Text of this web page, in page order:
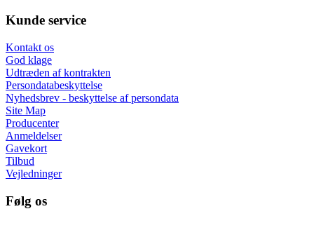
Kunde service
Kontakt os
God klage
Udtræden af kontrakten
Persondatabeskyttelse
Nyhedsbrev - beskyttelse af persondata
Site Map
Producenter
Anmeldelser
Gavekort
Tilbud
Vejledninger
Følg os